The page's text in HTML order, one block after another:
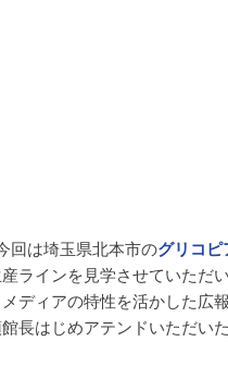
回は埼玉県北本市のグリコピ
ラインを見学させていただ
ディアの特性を活かした広
長はじめアテンドいただい